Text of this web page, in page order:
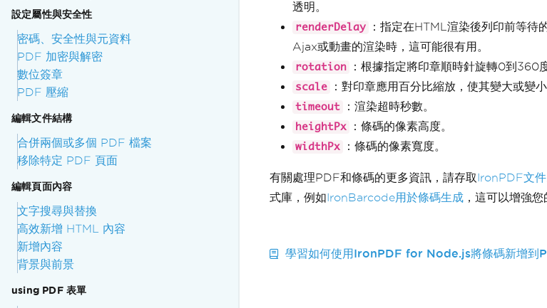
設定屬性與安全性
密碼、安全性與元資料
PDF 加密與解密
數位簽章
PDF 壓縮
編輯文件結構
合併兩個或多個 PDF 檔案
移除特定 PDF 頁面
編輯頁面內容
文字搜尋與替換
高效新增 HTML 內容
新增內容
背景與前景
using PDF 表單
透明。
renderDelay
：指定在HTML渲染後列印前等待
Ajax或動畫的渲染時，這可能很有用。
rotation ：根據指定將印章順時針旋轉0到360度
scale ：對印章應用百分比縮放，使其變大或變小
timeout ：渲染超時秒數。
heightPx ：條碼的像素高度。
widthPx ：條碼的像素寬度。
有關處理PDF和條碼的更多資訊，請存取IronPDF文件
式庫，例如IronBarcode用於條碼生成 ，這可以增強您
學習如何使用IronPDF for Node.js將條碼新增到